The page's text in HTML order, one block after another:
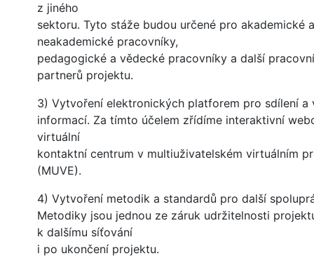
z jiného
sektoru. Tyto stáže budou určené pro akademické a
neakademické pracovníky,
pedagogické a vědecké pracovníky a další
partnerů projektu.
3) Vytvoření elektronických platforem pro sdílení a
informací. Za tímto účelem zřídíme interaktivní
virtuální
kontaktní centrum v multiuživatelském virtuálním
(MUVE).
4) Vytvoření metodik a standardů pro další
Metodiky jsou jednou ze záruk udržitelnosti
k dalšímu síťování
i po ukončení projektu.